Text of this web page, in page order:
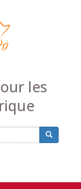
les
Rechercher